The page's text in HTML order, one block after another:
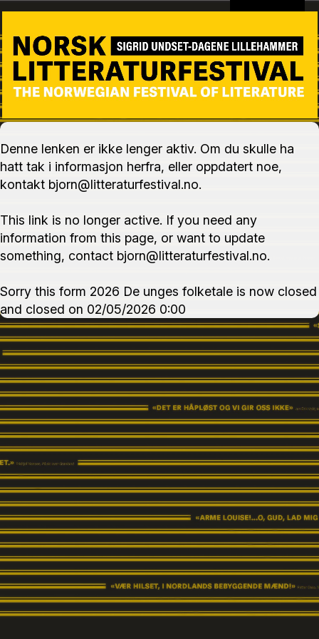
Denne lenken er ikke lenger aktiv. Om du skulle ha
hatt tak i informasjon herfra, eller oppdatert noe,
kontakt bjorn@litteraturfestival.no.
This link is no longer active. If you need any
information from this page, or want to update
something, contact bjorn@litteraturfestival.no.
Sorry this form 2026 De unges folketale is now closed
and closed on 02/05/2026 0:00